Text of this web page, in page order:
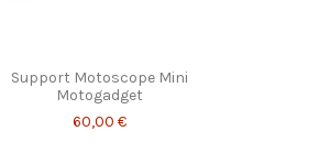
Support Motoscope Mini
Motogadget
60,00 €